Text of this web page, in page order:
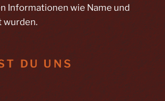
Informationen wie Name und
wurden.
DU UNS